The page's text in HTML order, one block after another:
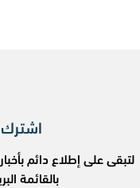
اشترك
لتبقى على إطلاع دائم
بالقائمة